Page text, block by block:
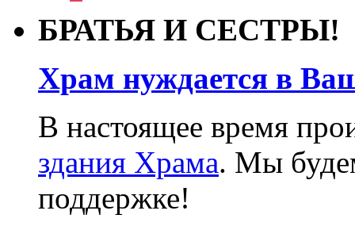
БРАТЬЯ И СЕСТРЫ!
Храм нуждается в
В настоящее время
здания Храма. Мы
поддержке!